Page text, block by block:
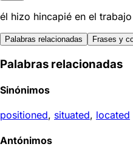
él hizo hincapié en el
Palabras relacionadas Frases y
Palabras relacionadas
Sinónimos
positioned, situated, located
Antónimos